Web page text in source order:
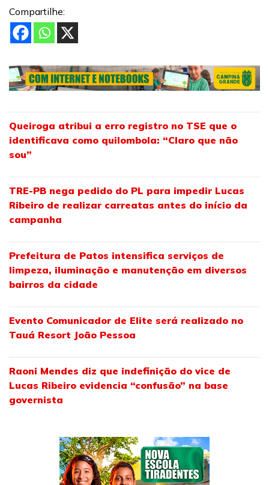
Compartilhe:
Queiroga atribui a erro registro no TSE que o
identificava como quilombola: “Claro que não
sou”
TRE-PB nega pedido do PL para impedir Lucas
Ribeiro de realizar carreatas antes do início da
campanha
Prefeitura de Patos intensifica serviços de
limpeza, iluminação e manutenção em diversos
bairros da cidade
Evento Comunicador de Elite será realizado no
Tauá Resort João Pessoa
Raoni Mendes diz que indefinição do vice de
Lucas Ribeiro evidencia “confusão” na base
governista